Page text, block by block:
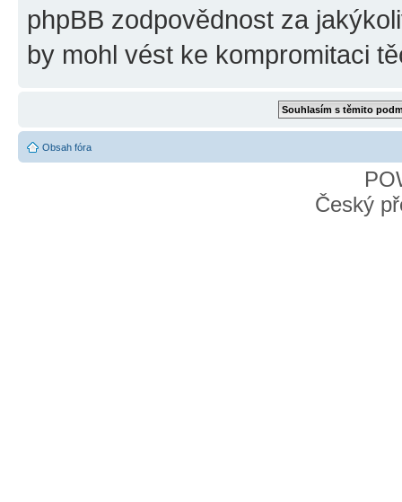
phpBB zodpovědnost za
by mohl vést ke kompromitaci
Obsah fóra
Český